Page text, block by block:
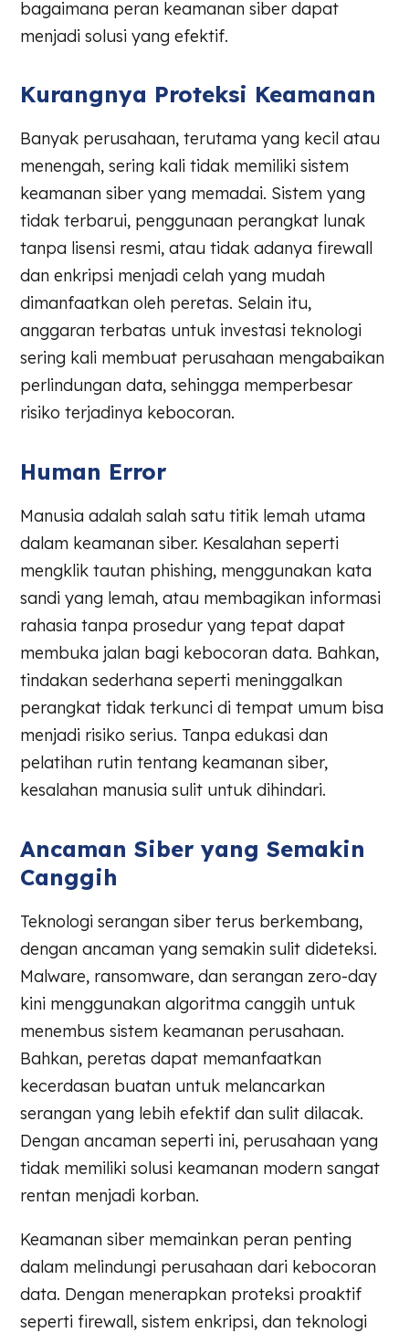
bagaimana peran keamanan siber dapat
menjadi solusi yang efektif.
Kurangnya Proteksi Keamanan
Banyak perusahaan, terutama yang kecil atau
menengah, sering kali tidak memiliki sistem
keamanan siber yang memadai. Sistem yang
tidak terbarui, penggunaan perangkat lunak
tanpa lisensi resmi, atau tidak adanya firewall
dan enkripsi menjadi celah yang mudah
dimanfaatkan oleh peretas. Selain itu,
anggaran terbatas untuk investasi teknologi
sering kali membuat perusahaan mengabaikan
perlindungan data, sehingga memperbesar
risiko terjadinya kebocoran.
Human Error
Manusia adalah salah satu titik lemah utama
dalam keamanan siber. Kesalahan seperti
mengklik tautan phishing, menggunakan kata
sandi yang lemah, atau membagikan informasi
rahasia tanpa prosedur yang tepat dapat
membuka jalan bagi kebocoran data. Bahkan,
tindakan sederhana seperti meninggalkan
perangkat tidak terkunci di tempat umum bisa
menjadi risiko serius. Tanpa edukasi dan
pelatihan rutin tentang keamanan siber,
kesalahan manusia sulit untuk dihindari.
Ancaman Siber yang Semakin
Canggih
Teknologi serangan siber terus berkembang,
dengan ancaman yang semakin sulit dideteksi.
Malware, ransomware, dan serangan zero-day
kini menggunakan algoritma canggih untuk
menembus sistem keamanan perusahaan.
Bahkan, peretas dapat memanfaatkan
kecerdasan buatan untuk melancarkan
serangan yang lebih efektif dan sulit dilacak.
Dengan ancaman seperti ini, perusahaan yang
tidak memiliki solusi keamanan modern sangat
rentan menjadi korban.
Keamanan siber memainkan peran penting
dalam melindungi perusahaan dari kebocoran
data. Dengan menerapkan proteksi proaktif
seperti firewall, sistem enkripsi, dan teknologi